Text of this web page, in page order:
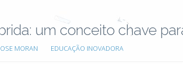
um conceito chave
MORAN EDUCAÇÃO INOVADORA